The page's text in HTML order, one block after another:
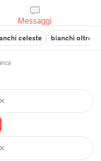
Messaggi
celeste bianchi oltre